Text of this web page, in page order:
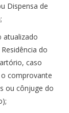
Dispensa de
atualizado
do
caso
comprovante
ou cônjuge do